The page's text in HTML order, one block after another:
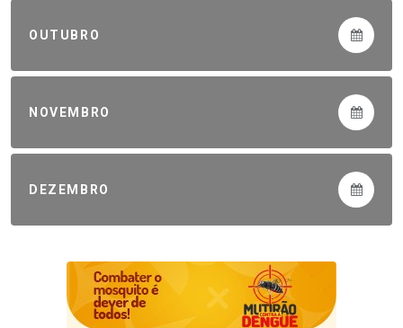
OUTUBRO
NOVEMBRO
DEZEMBRO